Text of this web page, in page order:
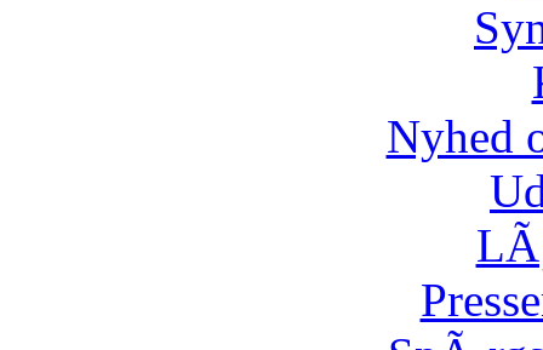
Nyhed